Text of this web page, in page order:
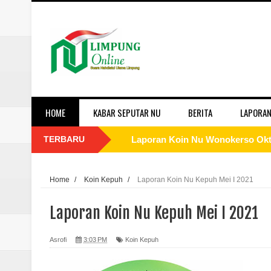
HOME KABAR SEPUTAR NU BERITA
TERBARU Laporan Koin Nu Tembok
Laporan Koin Nu Sempu Oktober
Laporan Koin Nu Rowosari
Home / Koin Kepuh / Laporan Koin Nu Kepuh Mei I 2021
Laporan Koin Nu Kepuh Mei I 2021
Asrofi 3:03 PM Koin Kepuh